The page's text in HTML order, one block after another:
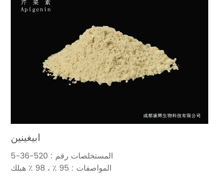
ابيغينين
المستخلصات رقم : 520-36-5
المواصفات : 95 ٪ ، 98 ٪ هبلك